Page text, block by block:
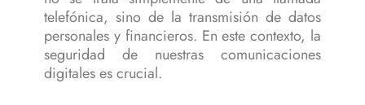
telefónica, sino de la transmisión de datos
personales y financieros. En este contexto, la
seguridad de nuestras comunicaciones
digitales es crucial.